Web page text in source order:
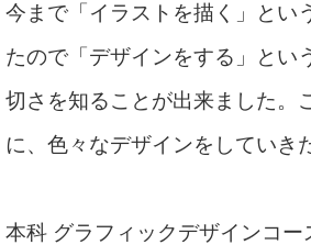
今まで「イラストを描く」とい
たので「デザインをする」とい
切さを知ることが出来ました。
に、色々なデザインをしていき
本科 グラフィックデザインコ